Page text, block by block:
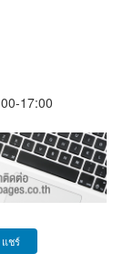
17:00
แชร์